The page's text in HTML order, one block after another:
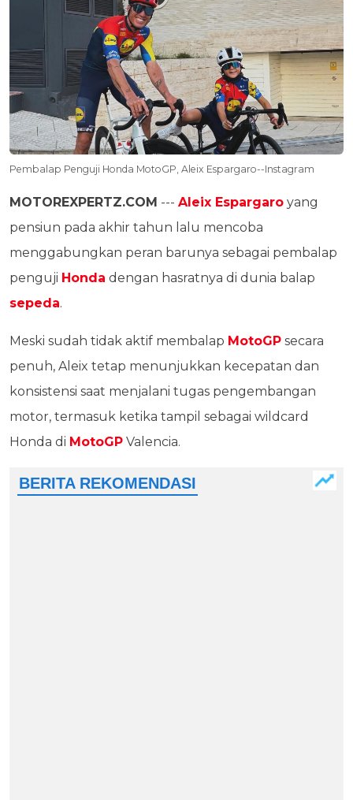
Pembalap Penguji Honda MotoGP, Aleix Espargaro--Instagram
MOTOREXPERTZ.COM --- Aleix Espargaro yang
pensiun pada akhir tahun lalu mencoba
menggabungkan peran barunya sebagai pembalap
penguji Honda dengan hasratnya di dunia balap
sepeda.
Meski sudah tidak aktif membalap MotoGP secara
penuh, Aleix tetap menunjukkan kecepatan dan
konsistensi saat menjalani tugas pengembangan
motor, termasuk ketika tampil sebagai wildcard
Honda di MotoGP Valencia.